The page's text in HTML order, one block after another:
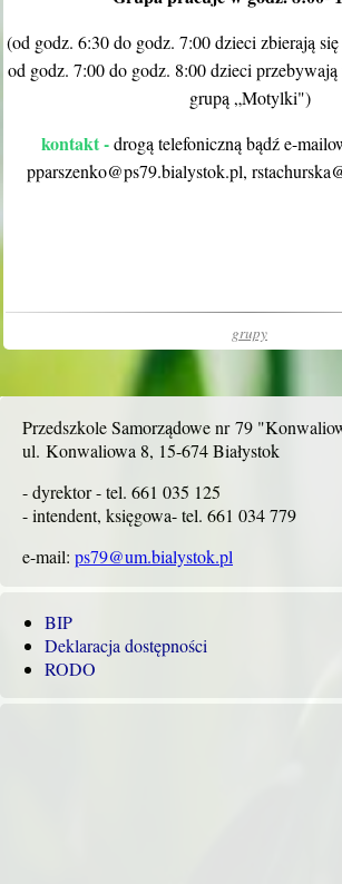
(od godz. 6:30 do godz. 7:00 dzieci zbierają
od godz. 7:00 do godz. 8:00 dzieci
grupą „Motylki")
kontakt - drogą telefoniczną bądź e-
pparszenko@ps79.bialystok.pl,
grupy
Przedszkole Samorządowe nr 79
ul. Konwaliowa 8, 15-674 Białystok
- dyrektor - tel. 661 035 125
- intendent, księgowa- tel. 661 034 779
e-mail: ps79@um.bialystok.pl
BIP
Deklaracja dostępności
RODO